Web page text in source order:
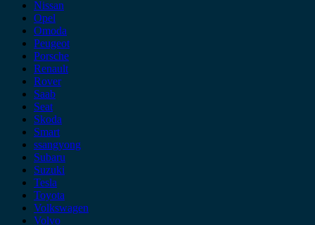
Nissan
Opel
Omoda
Peugeot
Porsche
Renault
Rover
Saab
Seat
Skoda
Smart
ssangyong
Subaru
Suzuki
Tesla
Toyota
Volkswagen
Volvo